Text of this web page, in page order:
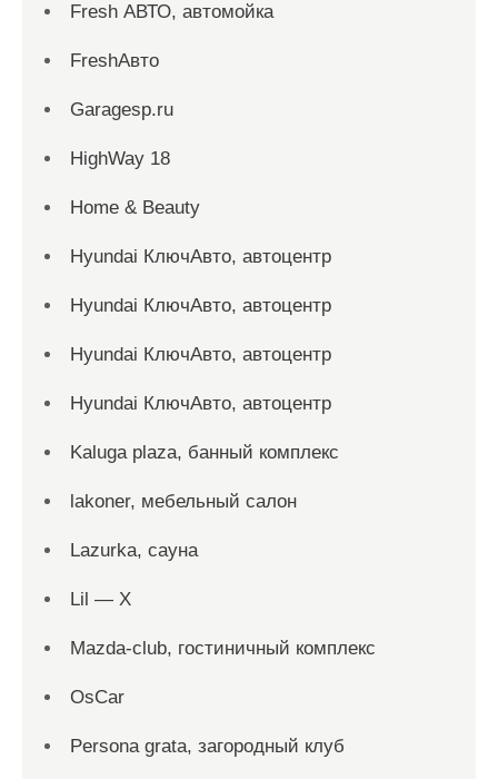
Fresh АВТО, автомойка
FreshАвто
Garagesp.ru
HighWay 18
Home & Beauty
Hyundai КлючАвто, автоцентр
Hyundai КлючАвто, автоцентр
Hyundai КлючАвто, автоцентр
Hyundai КлючАвто, автоцентр
Kaluga plaza, банный комплекс
lakoner, мебельный салон
Lazurka, сауна
Lil — X
Mazda-club, гостиничный комплекс
OsCar
Persona grata, загородный клуб